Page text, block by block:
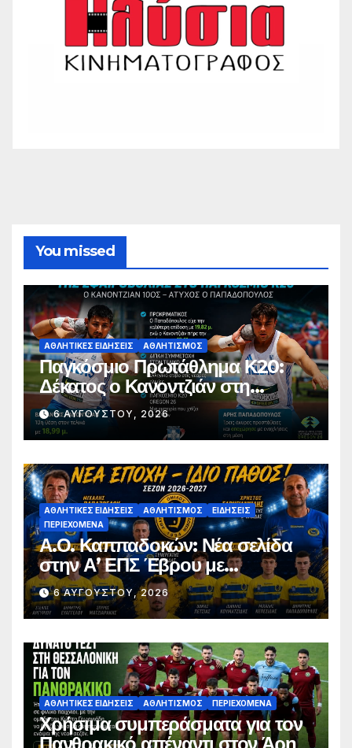
You missed
ΑΘΛΗΤΙΚΈΣ ΕΙΔΉΣΕΙΣ ΑΘΛΗΤΙΣΜΌΣ
Παγκόσμιο Πρωτάθλημα Κ20:
Δέκατος ο Κανοντζιάν στη
σφαιροβολία – Άτυχος ο
Παπαδόπουλος στον τελικό
6 ΑΥΓΟΎΣΤΟΥ, 2026
ΑΘΛΗΤΙΚΈΣ ΕΙΔΉΣΕΙΣ ΑΘΛΗΤΙΣΜΌΣ
ΕΙΔΉΣΕΙΣ
ΠΕΡΙΕΧΌΜΕΝΑ
Α.Ο. Καππαδοκών: Νέα σελίδα
στην Α’ ΕΠΣ Έβρου με
φιλοδοξίες, σταθερότητα και
επένδυση στη νέα γενιά
6 ΑΥΓΟΎΣΤΟΥ, 2026
ΑΘΛΗΤΙΚΈΣ ΕΙΔΉΣΕΙΣ ΑΘΛΗΤΙΣΜΌΣ ΠΕΡΙΕΧΌΜΕΝΑ
Χρήσιμα συμπεράσματα για τον